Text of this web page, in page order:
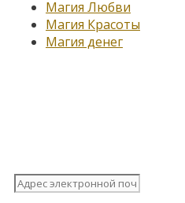
Магия Любви
Магия Красоты
Магия денег